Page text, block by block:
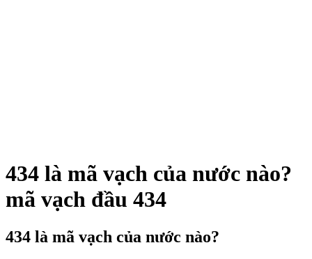
434 là mã vạch của nước nào?
mã vạch đầu 434
434 là mã vạch của nước nào?